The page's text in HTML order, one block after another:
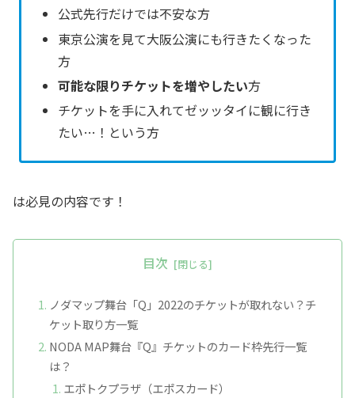
公式先行だけでは不安な方
東京公演を見て大阪公演にも行きたくなった
方
可能な限りチケットを増やしたい方
チケットを手に入れてゼッッタイに観に行き
たい…！という方
は必見の内容です！
目次
ノダマップ舞台「Q」2022のチケットが取れない？チ
ケット取り方一覧
NODA MAP舞台『Q』チケットのカード枠先行一覧
は？
エポトクプラザ（エポスカード）